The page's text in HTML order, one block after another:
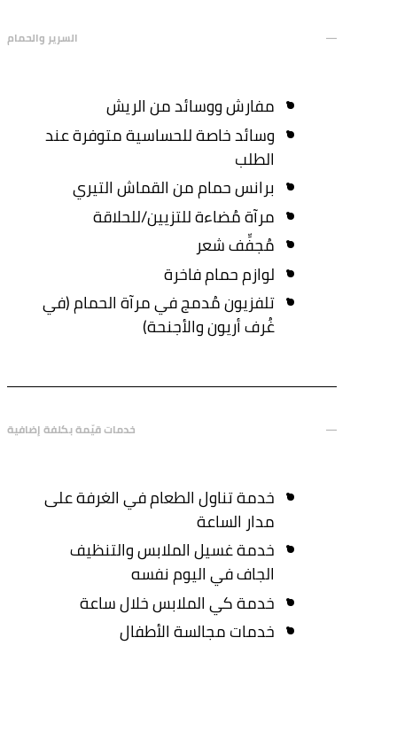
السرير والحمام
مفارش ووسائد من الريش
وسائد خاصة للحساسية متوفرة عند
الطلب
برانس حمام من القماش التيري
مرآة مُضاءة للتزيين/للحلاقة
مُجفِّف شعر
لوازم حمام فاخرة
تلفزيون مُدمج في مرآة الحمام (في
غُرف أريون والأجنحة)
خدمات قيّمة بكلفة إضافية
خدمة تناول الطعام في الغرفة على
مدار الساعة
خدمة غسيل الملابس والتنظيف
الجاف في اليوم نفسه
خدمة كي الملابس خلال ساعة
خدمات مجالسة الأطفال